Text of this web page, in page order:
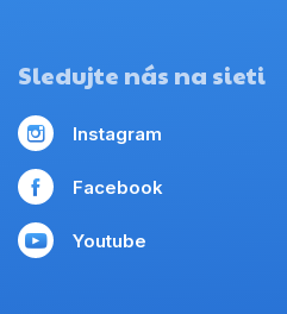
Sledujte nás na sieti
Instagram
Facebook
Youtube